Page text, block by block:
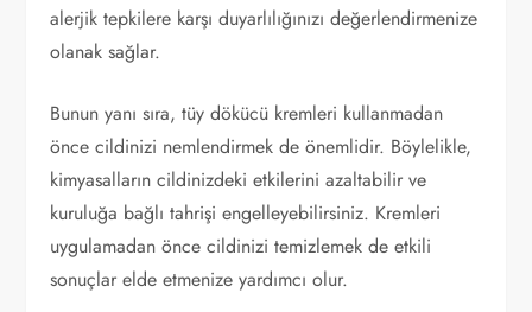
alerjik tepkilere karşı duyarlılığınızı değerlendirmenize
olanak sağlar.
Bunun yanı sıra, tüy dökücü kremleri kullanmadan
önce cildinizi nemlendirmek de önemlidir. Böylelikle,
kimyasalların cildinizdeki etkilerini azaltabilir ve
kuruluğa bağlı tahrişi engelleyebilirsiniz. Kremleri
uygulamadan önce cildinizi temizlemek de etkili
sonuçlar elde etmenize yardımcı olur.